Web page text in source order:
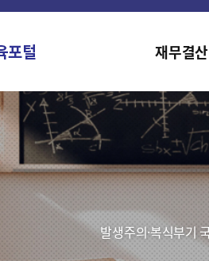
재무결
발생주의·복식부기